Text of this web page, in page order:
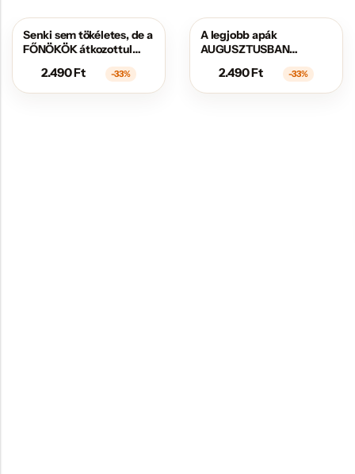
AKCIÓS
Senki sem tökéletes, de a
FŐNÖKÖK átkozottul
közel állnak hozzá
2.490Ft -33%
AKCIÓS
A legjobb apák
AUGUSZTUSBAN
2.490Ft -33%